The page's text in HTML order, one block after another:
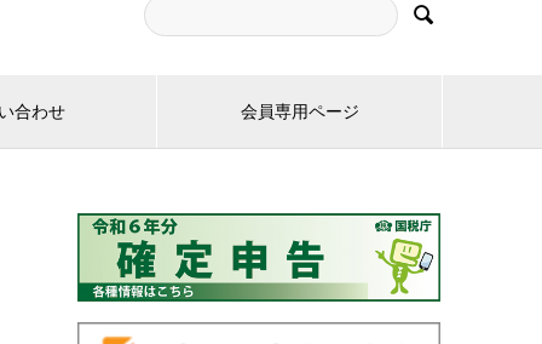

合わせ 会員専用ページ